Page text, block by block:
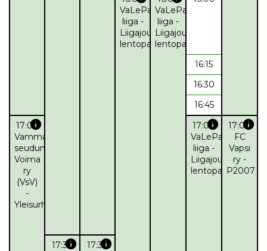
VaLePa
liiga -
Liigajoukkue
lentopallo
VaLePa
liiga -
Liigajoukkue
lentopallo
16:15
16:30
16:45
17:00info
Vammalan
seudun
Voima
ry
(VsV)
-
Yleisurheilu
17:00info
VaLePa
liiga -
Liigajoukkue
lentopallo
17:00info
FC
Vapsi
ry -
P2007
17:30info 17:30info